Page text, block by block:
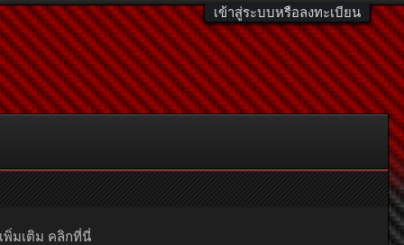
เข้าสู่ระบบหรือลงทะเบียน
พิ่มเติม คลิกที่นี่